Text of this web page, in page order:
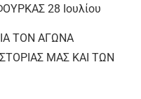
28 Ιουλίου
ΤΟΝ ΑΓΩΝΑ
ΜΑΣ ΚΑΙ ΤΩΝ